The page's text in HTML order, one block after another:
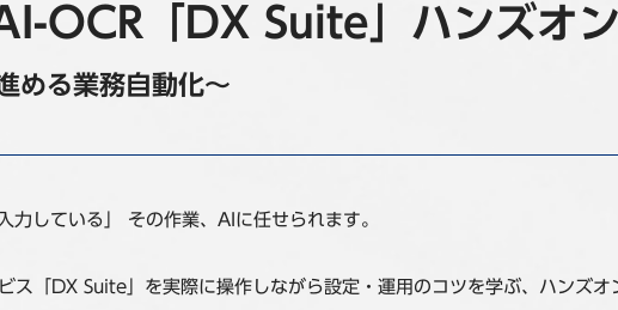
OCR「DX Suite」ハンズオ
める業務自動化～
力している」 その作業、AIに任せられます。
「DX Suite」を実際に操作しながら設定・運用のコツを学ぶ、ハンズ